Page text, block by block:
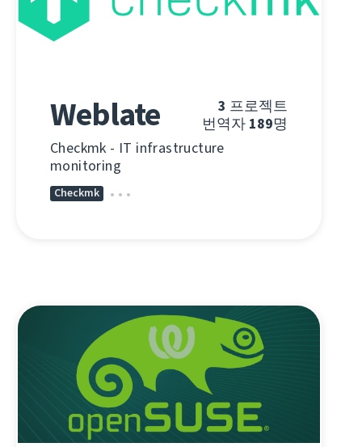
3 프로젝트
번역자 189명
Weblate
Checkmk - IT infrastructure
monitoring
Checkmk